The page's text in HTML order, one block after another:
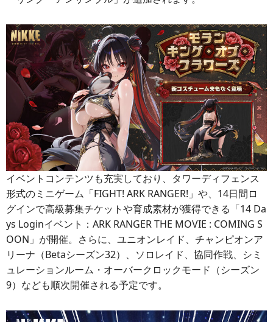
イベントコンテンツも充実しており、タワーディフェンス
形式のミニゲーム「FIGHT! ARK RANGER!」や、14日間ロ
グインで高級募集チケットや育成素材が獲得できる「14 Da
ys Loginイベント：ARK RANGER THE MOVIE : COMING S
OON」が開催。さらに、ユニオンレイド、チャンピオンア
リーナ（Betaシーズン32）、ソロレイド、協同作戦、シミ
ュレーションルーム・オーバークロックモード（シーズン
9）なども順次開催される予定です。